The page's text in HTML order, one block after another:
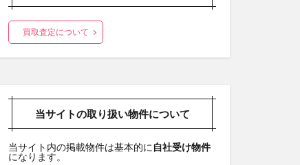
買取査定について
当サイトの取り扱い物件について
当サイト内の掲載物件は基本的に 自社受け物件
になります。